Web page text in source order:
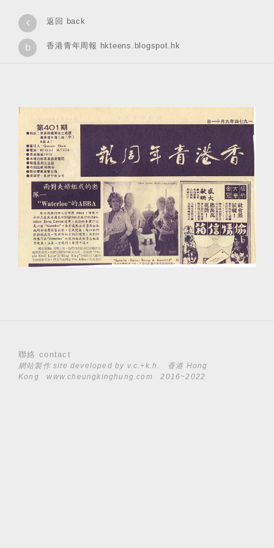
‹ 返回 back
b 香港青年周報 hkteens.blogspot.hk
聯絡 contact
網站製作 site developed by v.c.+k.h.
香港 Hong
Kongwww.cheungkinghung.com 2016~2022